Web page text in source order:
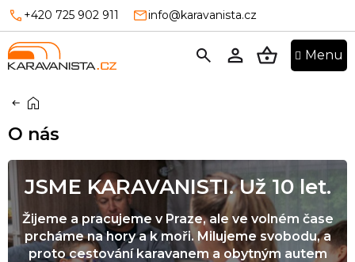
Přejít
obsah
+420 725 902 911 info@karavanista.cz
Domů
O nás
JSME KARAVANISTI. Už 10 let.
Žijeme a pracujeme v Praze, ale ve volném čase
prcháme na hory a k moři. Milujeme svobodu, a
proto cestování karavanem a obytným autem